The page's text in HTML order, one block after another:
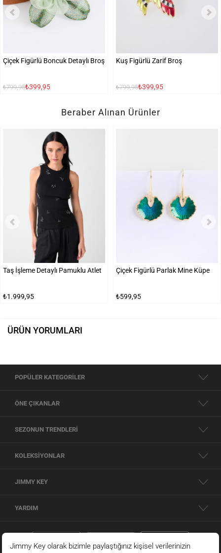
Çiçek Figürlü Boncuk Detaylı Broş
₺799,95₺399,95
Kuş Figürlü Zarif Broş
₺799,95₺399,95
Beraber Alınan Ürünler
Taş İşleme Detaylı Pamuklu Atlet
₺1.999,95
Çiçek Figürlü Parlak Mine Küpe
₺599,95
ÜRÜN YORUMLARI
POPÜLER KATEGORİLER
ÖNE ÇIKANLAR
SEZONUN TRENDLERİ
KOLEKSİYONLAR
JIMMY KEY
YARDIM